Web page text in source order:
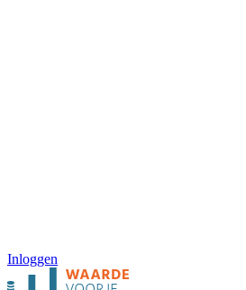
Inloggen